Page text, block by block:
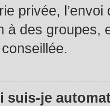
privée,
à des groupes,
suis-je